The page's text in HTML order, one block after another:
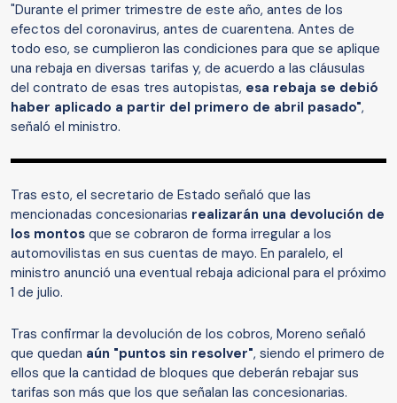
"Durante el primer trimestre de este año, antes de los
efectos del coronavirus, antes de cuarentena. Antes de
todo eso, se cumplieron las condiciones para que se aplique
una rebaja en diversas tarifas y, de acuerdo a las cláusulas
del contrato de esas tres autopistas, esa rebaja se debió
haber aplicado a partir del primero de abril pasado",
señaló el ministro.
Tras esto, el secretario de Estado señaló que las
mencionadas concesionarias realizarán una devolución de
los montos que se cobraron de forma irregular a los
automovilistas en sus cuentas de mayo. En paralelo, el
ministro anunció una eventual rebaja adicional para el próximo
1 de julio.
Tras confirmar la devolución de los cobros, Moreno señaló
que quedan aún "puntos sin resolver", siendo el primero de
ellos que la cantidad de bloques que deberán rebajar sus
tarifas son más que los que señalan las concesionarias.